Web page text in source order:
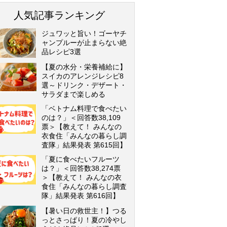
人気記事ランキング
ジュワッと旨い！ゴーヤチ
ャンプルーが止まらない絶
品レシピ3選
【夏の水分・栄養補給に】
スイカのアレンジレシピ8
選～ドリンク・デザート・
サラダまで楽しめる
「ベトナム料理で食べたい
のは？」＜回答数38,109
票＞【教えて！ みんなの
衣食住「みんなの暮らし調
査隊」結果発表 第615回】
「夏に食べたいフルーツ
は？」＜回答数38,274票
＞【教えて！ みんなの衣
食住「みんなの暮らし調査
隊」結果発表 第616回】
【暑い日の救世主！】つる
っとさっぱり！夏の冷やし